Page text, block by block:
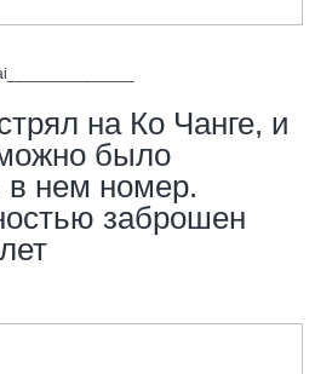
на Ко Чанге, и
было
в нем номер.
заброшен